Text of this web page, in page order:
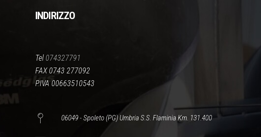
INDIRIZZO
Tel074327791
FAX 0743 277092
P.IVA 00663510543
06049 - Spoleto (PG) Umbria S.S. Flaminia Km. 131.400